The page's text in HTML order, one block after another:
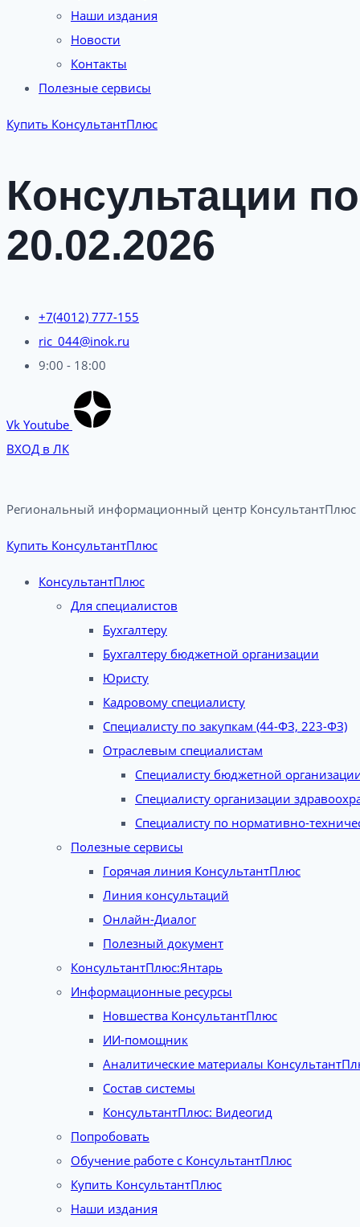
Наши издания
Новости
Контакты
Полезные сервисы
Купить КонсультантПлюс
Консультации
20.02.2026
+7(4012) 777-155
ric_044@inok.ru
9:00 - 18:00
Vk Youtube
ВХОД в ЛК
Региональный информационный центр КонсультантПлюс
Купить КонсультантПлюс
КонсультантПлюс
Для специалистов
Бухгалтеру
Бухгалтеру бюджетной организации
Юристу
Кадровому специалисту
Специалисту по закупкам (44-ФЗ, 223-ФЗ)
Отраслевым специалистам
Специалисту бюджетной
Специалисту организации
Специалисту по нормативно-
Полезные сервисы
Горячая линия КонсультантПлюс
Линия консультаций
Онлайн-Диалог
Полезный документ
КонсультантПлюс:Янтарь
Информационные ресурсы
Новшества КонсультантПлюс
ИИ-помощник
Аналитические материалы
Состав системы
КонсультантПлюс: Видеогид
Попробовать
Обучение работе с КонсультантПлюс
Купить КонсультантПлюс
Наши издания